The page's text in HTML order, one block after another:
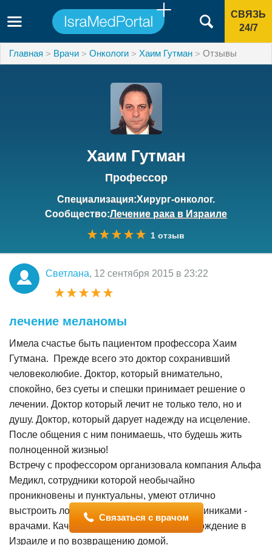
СВЯЗЬ
24/7
Главная Врачи Онкологи Хаим Гутман Отзывы
Хаим Гутман
Профессор
Специализация:Хирург-онколог.
Сообщество:Лечение рака в Израиле
1 отзыв
Светлана, 12 сентября 2015 в 23:22
лечение меланомы
Имела счастье быть пациентом профессора Хаим
Гутмана. Прежде всего это доктор сохранивший
человеколюбие. Доктор, который внимательно,
спокойно, без суеты и спешки принимает решение о
лечении. Доктор который лечит не только тело, но и
душу. Доктор, который дарует надежду на исцеление.
После общения с ним понимаешь, что будешь жить
полноценной жизнью!
Встречу с профессором организовала компания Альфа
Медикл, сотрудники которой необычайно
проникновены и пунктуальны, умеют отлично
выстроить логистику между пациентом - клиниками -
врачами. Качественно организуют сопровождение в
Израиле и по возвращению домой.
Связаться с врачом